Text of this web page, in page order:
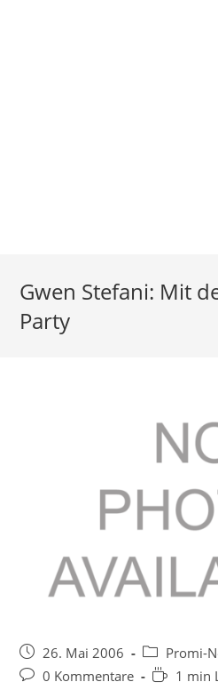
Gwen Stefani: Mit
Party
Beitrag
veröffentlicht:
26. Mai 2006
Beitrags-
Kategorie:
Promi-
Beitrags-
0 Kommentare Lesedauer:
1 min